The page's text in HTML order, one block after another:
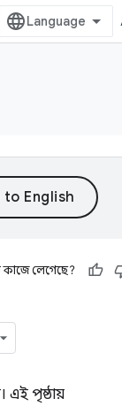
কাজে লেগেছে?
এই পৃষ্ঠায়